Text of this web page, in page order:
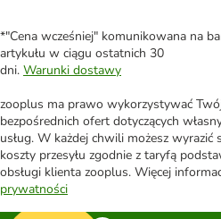
*"Cena wcześniej" komunikowana na
artykułu w ciągu ostatnich 30
dni. Warunki dostawy
zooplus ma prawo wykorzystywać
bezpośrednich ofert dotyczących
usług. W każdej chwili możesz wyrazić
koszty przesyłu zgodnie z taryfą
obsługi klienta zooplus. Więcej
prywatności